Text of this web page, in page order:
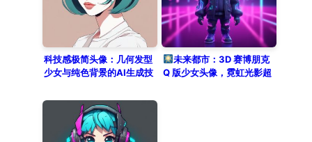
科技感极简头像：几何发型
少女与纯色背景的AI生成技
未来都市：3D 赛博朋克
Q 版少女头像，霓虹光影超